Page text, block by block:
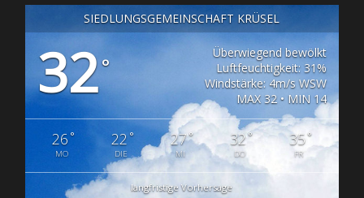
SIEDLUNGSGEMEINSCHAFT KRÜSEL
32°
Überwiegend bewölkt
Luftfeuchtigkeit: 31%
Windstärke: 4m/s WSW
MAX 32 • MIN 14
26°
MO
22 °
DIE
27°
MI
32°
DO
35°
FR
langfristige Vorhersage